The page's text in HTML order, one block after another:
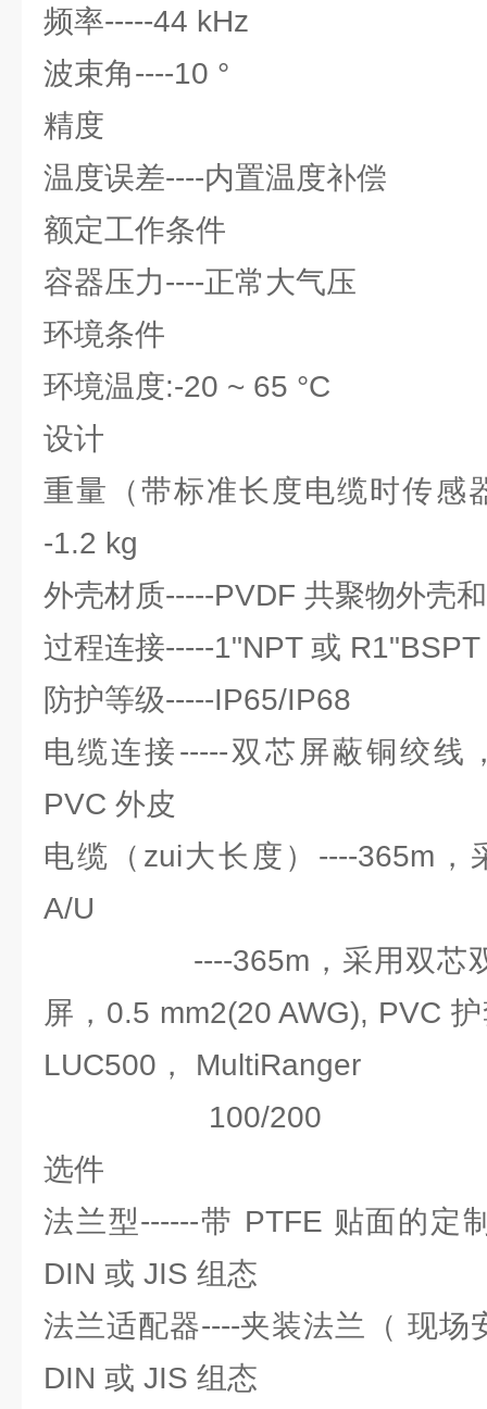
频率-----44 kHz
波束角----10 °
精度
温度误差----内置温度补偿
额定工作条件
容器压力----正常大气压
环境条件
环境温度:-20 ~ 65 °C
设计
重量（带标准长度电缆时传感
-1.2 kg
外壳材质-----PVDF 共聚物外壳
过程连接-----1"NPT 或 R1"BSPT
防护等级-----IP65/IP68
电缆连接-----双芯屏蔽铜绞线
PVC 外皮
电缆（zui大长度）----365m，
A/U
----365m，采用双芯双
屏，0.5 mm2(20 AWG), PVC
LUC500， MultiRanger
100/200
选件
法兰型------带 PTFE 贴面的定
DIN 或 JIS 组态
法兰适配器----夹装法兰（ 现场
DIN 或 JIS 组态